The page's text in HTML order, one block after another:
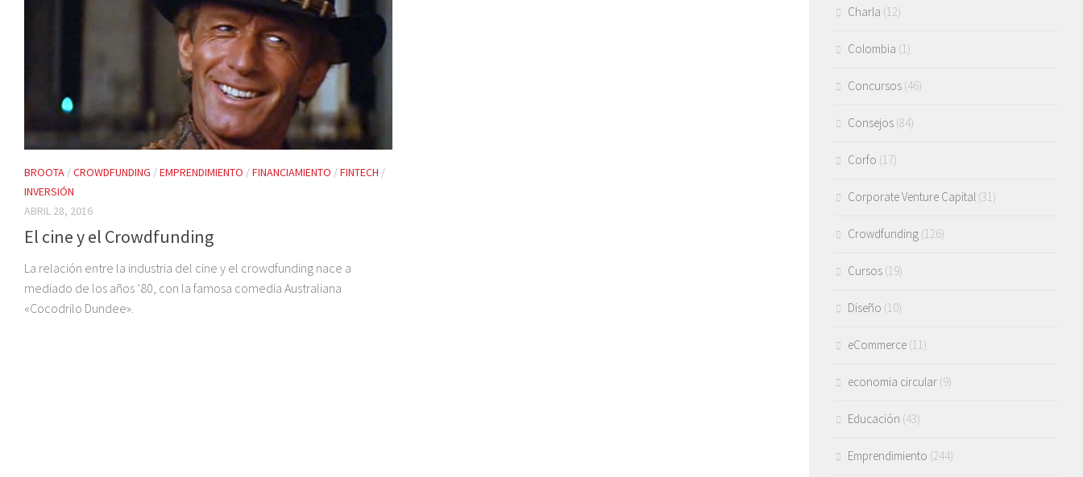
BROOTA /CROWDFUNDING /EMPRENDIMIENTO /FINANCIAMIENTO /FINTECH /
INVERSIÓN
ABRIL 28, 2016
El cine y el Crowdfunding
La relación entre la industria del cine y el crowdfunding nace a
mediado de los años ’80, con la famosa comedia Australiana
«Cocodrilo Dundee».
Charla (12)
Colombia (1)
Concursos (46)
Consejos (84)
Corfo (17)
Corporate Venture Capital (31)
Crowdfunding (126)
Cursos (19)
Diseño (10)
eCommerce (11)
economia circular (9)
Educación (43)
Emprendimiento (244)